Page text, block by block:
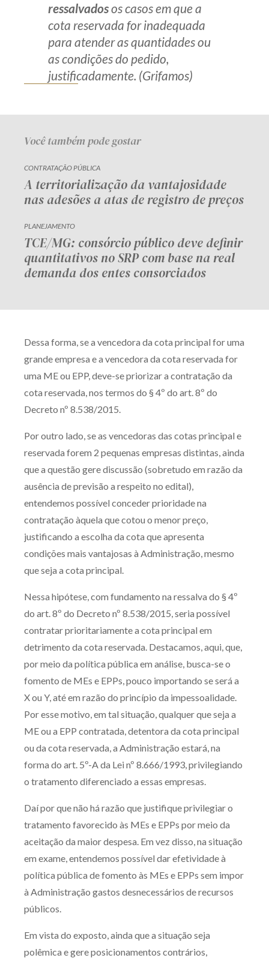
ressalvadosos casos em que a
cota reservada for inadequada
para atender as quantidades ou
as condições do pedido,
justificadamente. (Grifamos)
Você também pode gostar
CONTRATAÇÃO PÚBLICA
A territorialização da vantajosidade
nas adesões a atas de registro de preços
PLANEJAMENTO
TCE/MG: consórcio público deve definir
quantitativos no SRP com base na real
demanda dos entes consorciados
Dessa forma, se a vencedora da cota principal for uma
grande empresa e a vencedora da cota reservada for
uma ME ou EPP, deve-se priorizar a contratação da
cota reservada, nos termos do § 4º do art. 8º do
Decreto nº 8.538/2015.
Por outro lado, se as vencedoras das cotas principal e
reservada forem 2 pequenas empresas distintas, ainda
que a questão gere discussão (sobretudo em razão da
ausência de previsão a respeito no edital),
entendemos possível conceder prioridade na
contratação àquela que cotou o menor preço,
justificando a escolha da cota que apresenta
condições mais vantajosas à Administração, mesmo
que seja a cota principal.
Nessa hipótese, com fundamento na ressalva do § 4º
do art. 8º do Decreto nº 8.538/2015, seria possível
contratar prioritariamente a cota principal em
detrimento da cota reservada. Destacamos, aqui, que,
por meio da política pública em análise, busca-se o
fomento de MEs e EPPs, pouco importando se será a
X ou Y, até em razão do princípio da impessoalidade.
Por esse motivo, em tal situação, qualquer que seja a
ME ou a EPP contratada, detentora da cota principal
ou da cota reservada, a Administração estará, na
forma do art. 5º-A da Lei nº 8.666/1993, privilegiando
o tratamento diferenciado a essas empresas.
Daí por que não há razão que justifique privilegiar o
tratamento favorecido às MEs e EPPs por meio da
aceitação da maior despesa. Em vez disso, na situação
em exame, entendemos possível dar efetividade à
política pública de fomento às MEs e EPPs sem impor
à Administração gastos desnecessários de recursos
públicos.
Em vista do exposto, ainda que a situação seja
polêmica e gere posicionamentos contrários,